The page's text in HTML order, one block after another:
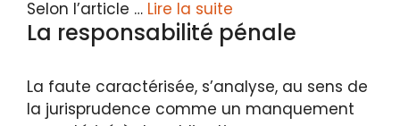
Selon l’article … Lire la suite
La responsabilité pénale
La faute caractérisée, s’analyse, au sens de
la jurisprudence comme un manquement